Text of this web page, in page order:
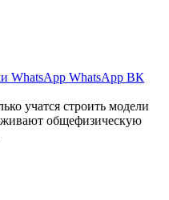
WhatsApp WhatsApp ВК
учатся строить модели
общефизическую